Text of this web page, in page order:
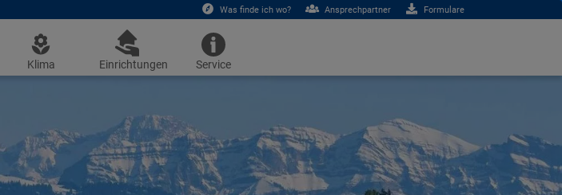
Was finde ich wo? Ansprechpartner Formulare
Klima Einrichtungen Service